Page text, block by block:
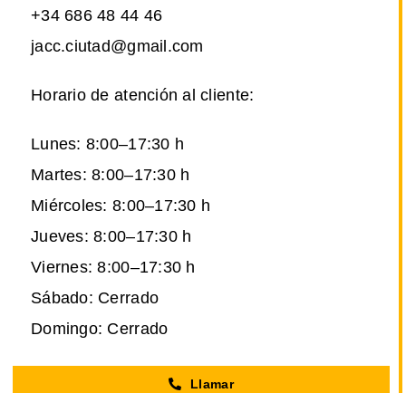
+34 686 48 44 46
jacc.ciutad@gmail.com
Horario de atención al cliente:
Lunes: 8:00–17:30 h
Martes: 8:00–17:30 h
Miércoles: 8:00–17:30 h
Jueves: 8:00–17:30 h
Viernes: 8:00–17:30 h
Sábado: Cerrado
Domingo: Cerrado
Llamar